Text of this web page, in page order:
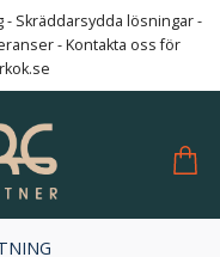
Skräddarsydda lösningar -
- Kontakta oss för